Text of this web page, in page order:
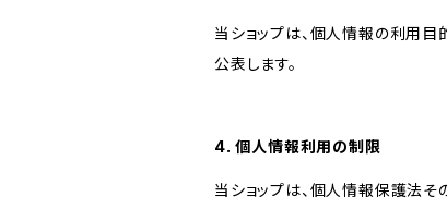
当ショップは、個人情報の利用
公表します。
4. 個人情報利用の制限
当ショップは、個人情報保護法